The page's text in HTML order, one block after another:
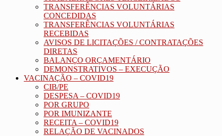
TRANSFERÊNCIAS VOLUNTÁRIAS
CONCEDIDAS
TRANSFERÊNCIAS VOLUNTÁRIAS
RECEBIDAS
AVISOS DE LICITAÇÕES / CONTRATAÇÕES
DIRETAS
BALANÇO ORÇAMENTÁRIO
DEMONSTRATIVOS – EXECUÇÃO
VACINAÇÃO – COVID19
CIB/PE
DESPESA – COVID19
POR GRUPO
POR IMUNIZANTE
RECEITA – COVID19
RELAÇÃO DE VACINADOS